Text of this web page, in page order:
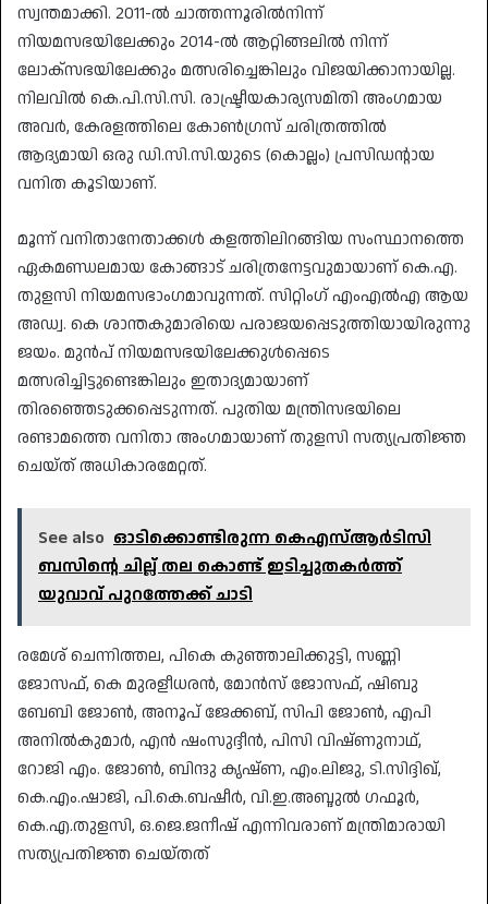
സ്വന്തമാക്കി. 2011-ൽ ചാത്തന്നൂരിൽനിന്ന്
നിയമസഭയിലേക്കും 2014-ൽ ആറ്റിങ്ങലിൽ നിന്ന്‌
ലോക്‌സഭയിലേക്കും മത്സരിച്ചെങ്കിലും വിജയിക്കാനായില്ല.
നിലവിൽ കെ.പി.സി.സി. രാഷ്ട്രീയകാര്യസമിതി അംഗമായ
അവർ, കേരളത്തിലെ കോൺഗ്രസ് ചരിത്രത്തിൽ
ആദ്യമായി ഒരു ഡി.സി.സി.യുടെ (കൊല്ലം) പ്രസിഡന്റായ
വനിത കൂടിയാണ്.
മൂന്ന് വനിതാനേതാക്കൾ കളത്തിലിറങ്ങിയ സംസ്ഥാനത്തെ
ഏകമണ്ഡലമായ കോങ്ങാട് ചരിത്രനേട്ടവുമായാണ് കെ.എ.
തുളസി നിയമസഭാംഗമാവുന്നത്. സിറ്റിംഗ് എംഎൽഎ ആയ
അഡ്വ. കെ ശാന്തകുമാരിയെ പരാജയപ്പെടുത്തിയായിരുന്നു
ജയം. മുൻപ് നിയമസഭയിലേക്കുൾപ്പെടെ
മത്സരിച്ചിട്ടുണ്ടെങ്കിലും ഇതാദ്യമായാണ്
തിരഞ്ഞെടുക്കപ്പെടുന്നത്. പുതിയ മന്ത്രിസഭയിലെ
രണ്ടാമത്തെ വനിതാ അംഗമായാണ് തുളസി സത്യപ്രതിജ്ഞ
ചെയ്ത് അധികാരമേറ്റത്.
See also ഓടിക്കൊണ്ടിരുന്ന കെഎസ്ആർടിസി
ബസിന്റെ ചില്ല് തല കൊണ്ട് ഇടിച്ചുതകർത്ത്
യുവാവ് പുറത്തേക്ക് ചാടി
രമേശ് ചെന്നിത്തല, പികെ കുഞ്ഞാലിക്കുട്ടി, സണ്ണി
ജോസഫ്, കെ മുരളീധരൻ, മോൻസ് ജോസഫ്, ഷിബു
ബേബി ജോൺ, അനൂപ് ജേക്കബ്, സിപി ജോൺ, എപി
അനിൽകുമാർ, എൻ ഷംസുദ്ദീൻ, പിസി വിഷ്ണുനാഥ്,
റോജി എം. ജോൺ, ബിന്ദു കൃഷ്ണ, എം.ലിജു, ടി.സിദ്ദിഖ്,
കെ.എം.ഷാജി, പി.കെ.ബഷീർ, വി.ഇ.അബ്ദുൽ ഗഫൂർ,
കെ.എ.തുളസി, ഒ.ജെ.ജനീഷ് എന്നിവരാണ് മന്ത്രിമാരായി
സത്യപ്രതിജ്ഞ ചെയ്തത്